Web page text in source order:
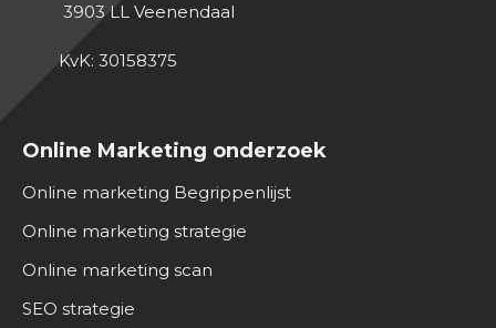
Online Marketing onderzoek
Online marketing Begrippenlijst
Online marketing strategie
Online marketing scan
SEO strategie
3903 LL Veenendaal
KvK: 30158375